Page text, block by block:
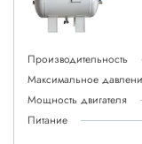
Производительность
Максимальное
Мощность двигателя
Питание